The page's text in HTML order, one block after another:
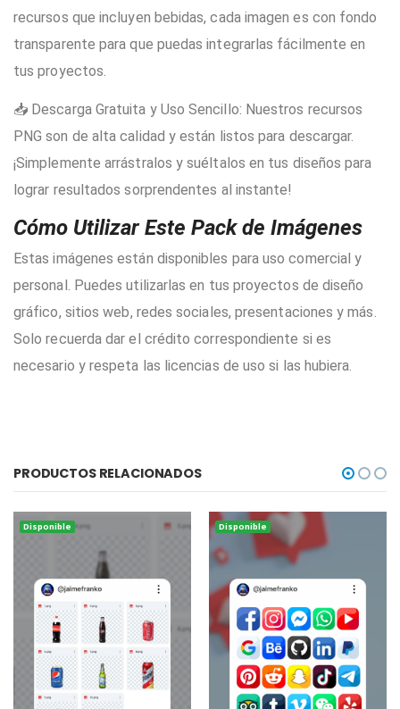
recursos que incluyen bebidas, cada imagen es con fondo
transparente para que puedas integrarlas fácilmente en
tus proyectos.
📥 Descarga Gratuita y Uso Sencillo: Nuestros recursos
PNG son de alta calidad y están listos para descargar.
¡Simplemente arrástralos y suéltalos en tus diseños para
lograr resultados sorprendentes al instante!
Cómo Utilizar Este Pack de Imágenes
Estas imágenes están disponibles para uso comercial y
personal. Puedes utilizarlas en tus proyectos de diseño
gráfico, sitios web, redes sociales, presentaciones y más.
Solo recuerda dar el crédito correspondiente si es
necesario y respeta las licencias de uso si las hubiera.
PRODUCTOS RELACIONADOS
Disponible Disponible